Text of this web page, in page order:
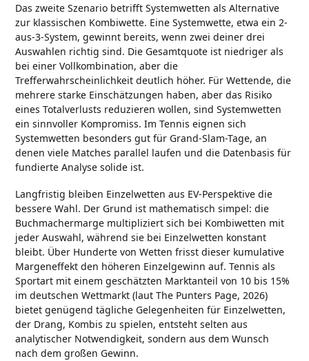
Das zweite Szenario betrifft Systemwetten als Alternative
zur klassischen Kombiwette. Eine Systemwette, etwa ein 2-
aus-3-System, gewinnt bereits, wenn zwei deiner drei
Auswahlen richtig sind. Die Gesamtquote ist niedriger als
bei einer Vollkombination, aber die
Trefferwahrscheinlichkeit deutlich höher. Für Wettende, die
mehrere starke Einschätzungen haben, aber das Risiko
eines Totalverlusts reduzieren wollen, sind Systemwetten
ein sinnvoller Kompromiss. Im Tennis eignen sich
Systemwetten besonders gut für Grand-Slam-Tage, an
denen viele Matches parallel laufen und die Datenbasis für
fundierte Analyse solide ist.
Langfristig bleiben Einzelwetten aus EV-Perspektive die
bessere Wahl. Der Grund ist mathematisch simpel: die
Buchmachermarge multipliziert sich bei Kombiwetten mit
jeder Auswahl, während sie bei Einzelwetten konstant
bleibt. Über Hunderte von Wetten frisst dieser kumulative
Margeneffekt den höheren Einzelgewinn auf. Tennis als
Sportart mit einem geschätzten Marktanteil von 10 bis 15%
im deutschen Wettmarkt (laut The Punters Page, 2026)
bietet genügend tägliche Gelegenheiten für Einzelwetten,
der Drang, Kombis zu spielen, entsteht selten aus
analytischer Notwendigkeit, sondern aus dem Wunsch
nach dem großen Gewinn.